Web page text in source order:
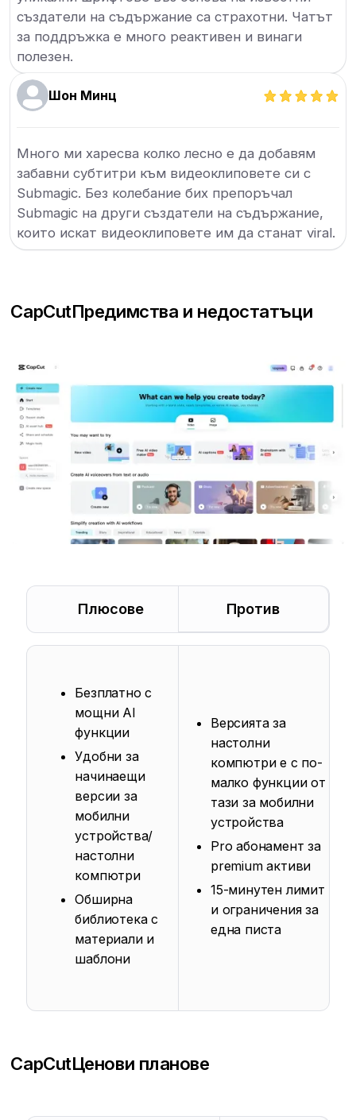
създатели на съдържание са страхотни. Чатът
за поддръжка е много реактивен и винаги
полезен.
Шон Минц
Много ми харесва колко лесно е да добавям
забавни субтитри към видеоклиповете си с
Submagic. Без колебание бих препоръчал
Submagic на други създатели на съдържание,
които искат видеоклиповете им да станат viral.
CapCutПредимства и недостатъци
Плюсове Против
Безплатно с
мощни AI
функции
Удобни за
начинаещи
версии за
мобилни
устройства/
настолни
компютри
Обширна
библиотека с
материали и
шаблони
Версията за
настолни
компютри е с по-
малко функции от
тази за мобилни
устройства
Pro абонамент за
premium активи
15-минутен лимит
и ограничения за
една писта
CapCutЦенови планове